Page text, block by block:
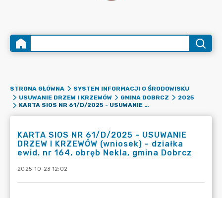
STRONA GŁÓWNA
SYSTEM INFORMACJI O ŚRODOWISKU
USUWANIE DRZEW I KRZEWÓW
GMINA DOBRCZ
2025
KARTA SIOS NR 61/D/2025 - USUWANIE DRZEW I KRZEWÓW (WNIOSEK) - DZIAŁKA EWID. NR 164, OBRĘB NEKLA, GMINA DOBRCZ
KARTA SIOS NR 61/D/2025 - USUWANIE
DRZEW I KRZEWÓW (wniosek) - działka
ewid. nr 164, obręb Nekla, gmina Dobrcz
2025-10-23 12:02